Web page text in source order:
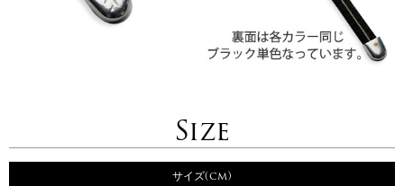
Size
サイズ(cm)